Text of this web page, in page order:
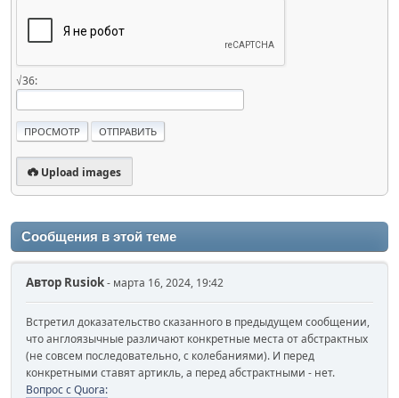
√36:
Upload images
Сообщения в этой теме
Автор Rusiok- марта 16, 2024, 19:42
Встретил доказательство сказанного в предыдущем сообщении,
что англоязычные различают конкретные места от абстрактных
(не совсем последовательно, с колебаниями). И перед
конкретными ставят артикль, а перед абстрактными - нет.
Вопрос с Quora: